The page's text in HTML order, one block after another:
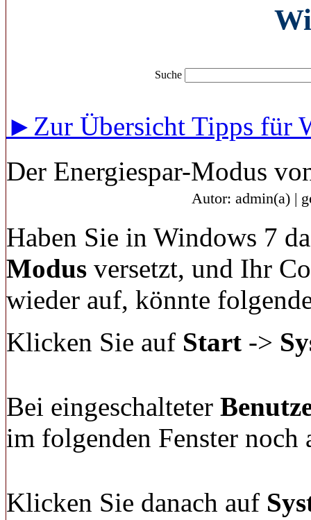
Suche
►Zur Übersicht Tipps für
Der Energiespar-Modus
Autor: admin(a) |
Haben Sie in Windows 7
Modus versetzt, und Ihr
wieder auf, könnte
Klicken Sie auf Start ->
Bei eingeschalteter
im folgenden Fenster
Klicken Sie danach auf